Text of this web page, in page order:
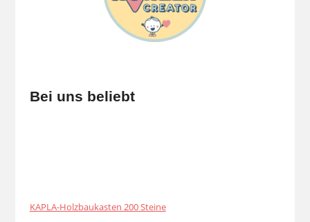
Bei uns beliebt
KAPLA-Holzbaukasten 200 Steine